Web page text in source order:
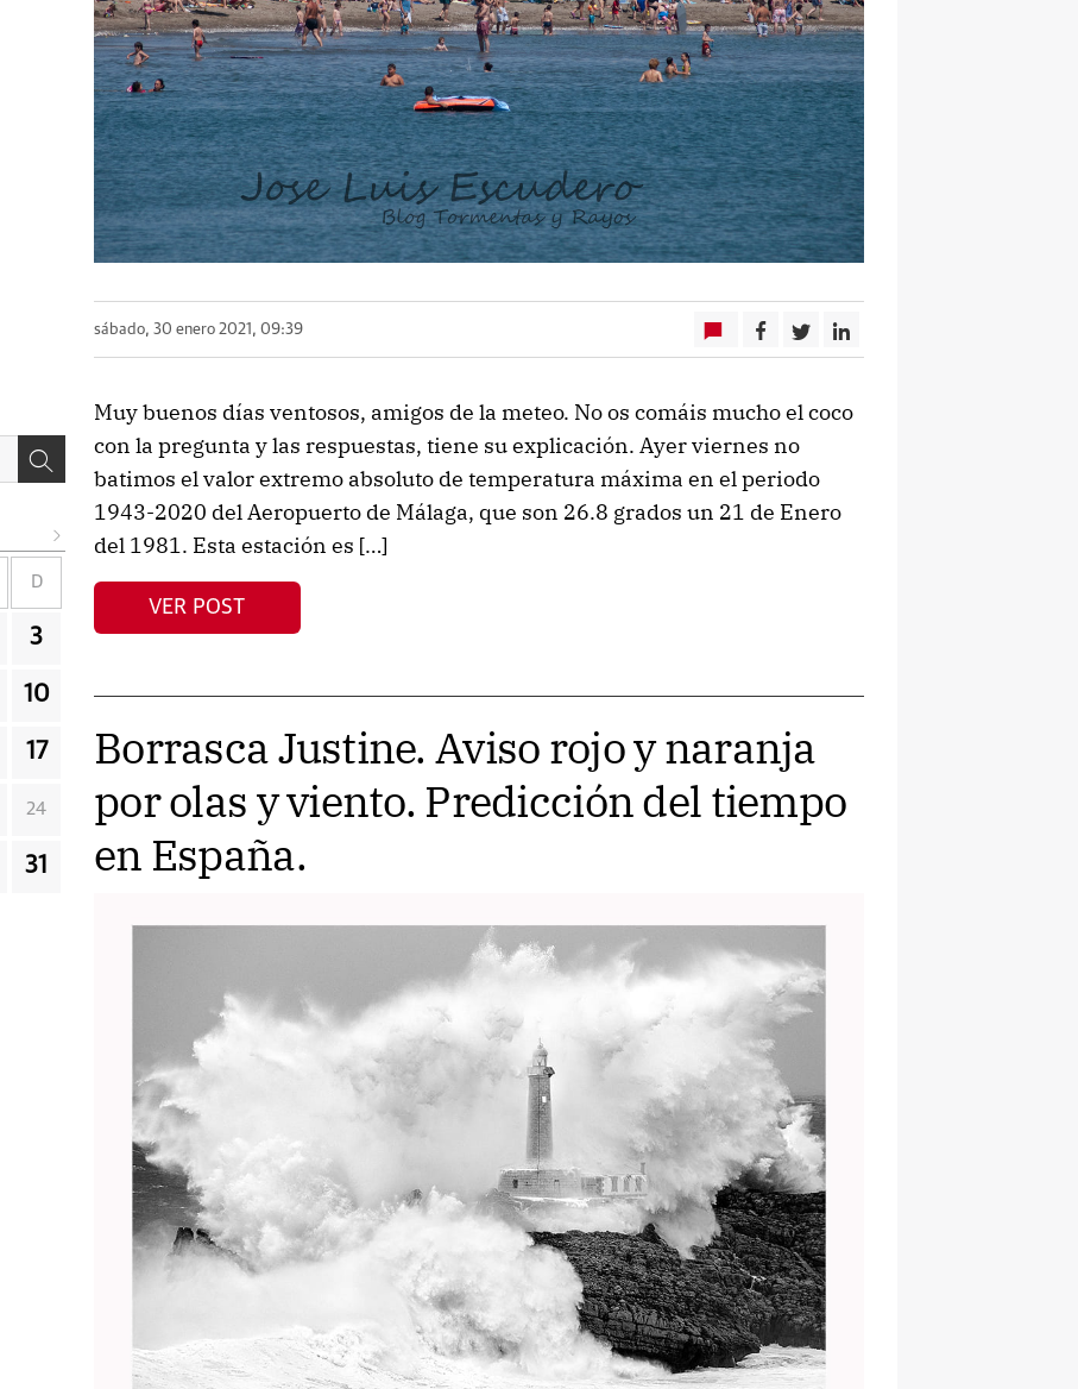
sábado, 30 enero 2021, 09:39
Muy buenos días ventosos, amigos de la meteo. No os comáis mucho el coco
con la pregunta y las respuestas, tiene su explicación. Ayer viernes no
batimos el valor extremo absoluto de temperatura máxima en el periodo
1943-2020 del Aeropuerto de Málaga, que son 26.8 grados un 21 de Enero
del 1981. Esta estación es […]
VER POST
Borrasca Justine. Aviso rojo y naranja
por olas y viento. Predicción del tiempo
en España.
D
3
10
17
24
31